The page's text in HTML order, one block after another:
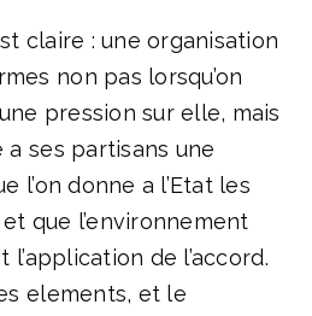
claire : une organisation
non pas lorsqu’on
pression sur elle, mais
a ses partisans une
l’on donne a l’Etat les
que l’environnement
de l’accord.
elements, et le